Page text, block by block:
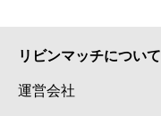
リビンマッチについて
運営会社